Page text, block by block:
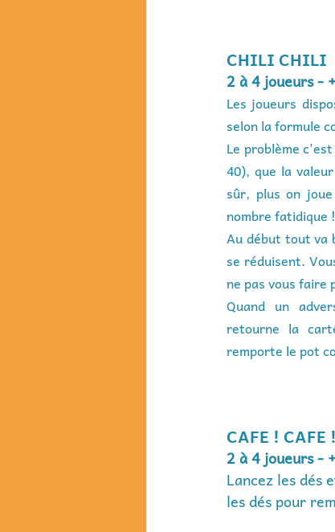
CHILI CHILI
2 à 4 joueurs -
Les joueurs
selon la formule
Le problème
40), que la
sûr, plus on
nombre fatidique !
Au début tout va
se réduisent.
ne pas vous faire
Quand un
retourne la
remporte le pot
CAFE ! CAFE !
2 à 4 joueurs -
Lancez les dés
les dés pour